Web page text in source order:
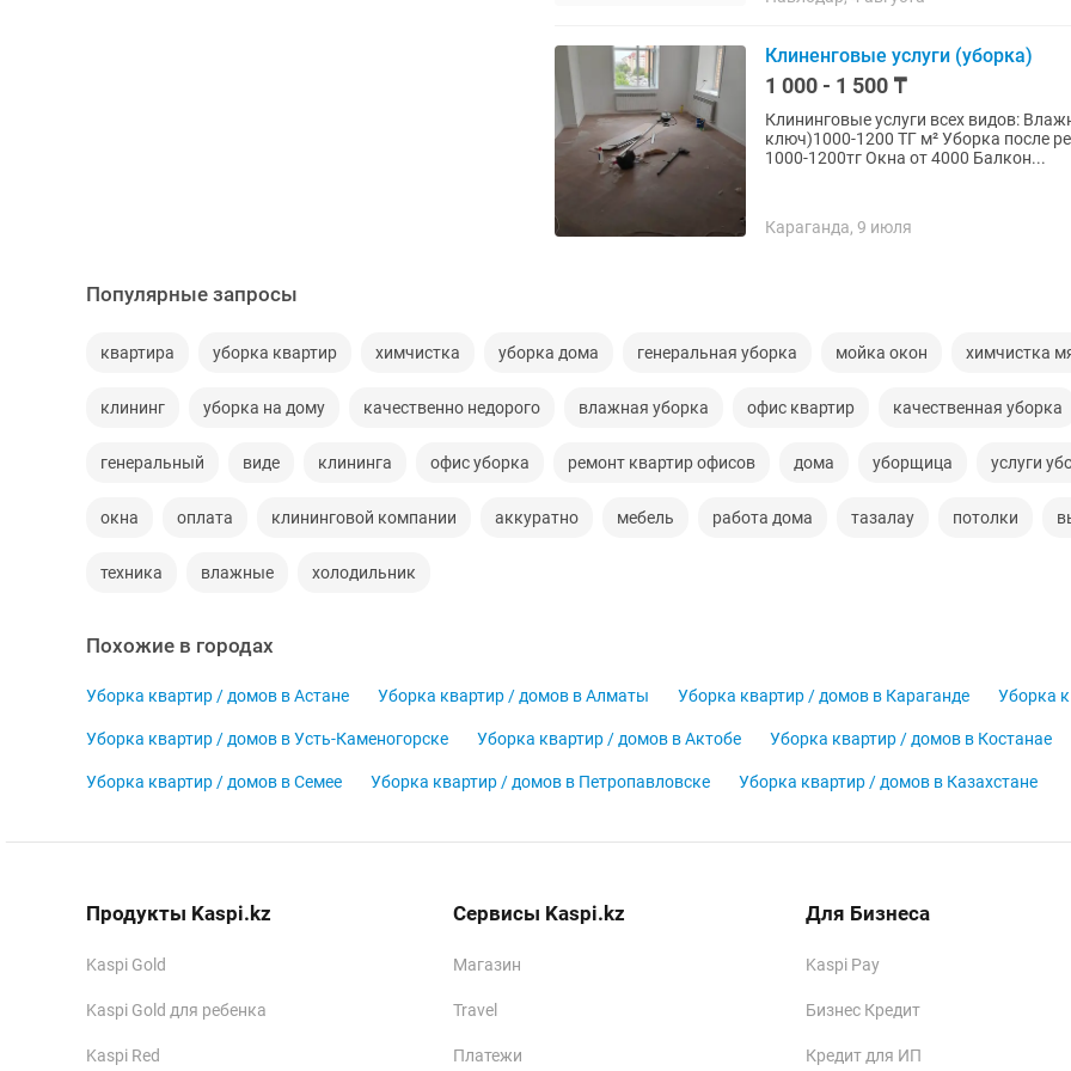
Клиненговые услуги (уборка)
1 000 - 1 500 ₸
Клининговые услуги всех видов:
ключ)1000-1200 ТГ м² Уборка после
1000-1200тг Окна от 4000 Балкон...
Караганда, 9 июля
Популярные запросы
квартира уборка квартир химчистка уборка дома генеральная уборка мойка окон химчистка
клининг уборка на дому качественно недорого влажная уборка офис квартир качественная уборка
генеральный виде клининга офис уборка ремонт квартир офисов дома уборщица услуги
окна оплата клининговой компании аккуратно мебель работа дома тазалау потолки
техника влажные холодильник
Похожие в городах
Уборка квартир / домов в Астане Уборка квартир / домов в Алматы Уборка квартир / домов в Караганде Уборка
Уборка квартир / домов в Усть-Каменогорске Уборка квартир / домов в Актобе Уборка квартир / домов в Костанае
Уборка квартир / домов в Семее Уборка квартир / домов в Петропавловске Уборка квартир / домов в Казахстане
Продукты Kaspi.kz
Kaspi Gold
Kaspi Gold для ребенка
Kaspi Red
Сервисы Kaspi.kz
Магазин
Travel
Платежи
Для Бизнеса
Kaspi Pay
Бизнес Кредит
Кредит для ИП